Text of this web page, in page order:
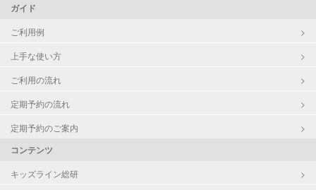
ガイド
ご利用例
上手な使い方
ご利用の流れ
定期予約の流れ
定期予約のご案内
コンテンツ
キッズライン総研